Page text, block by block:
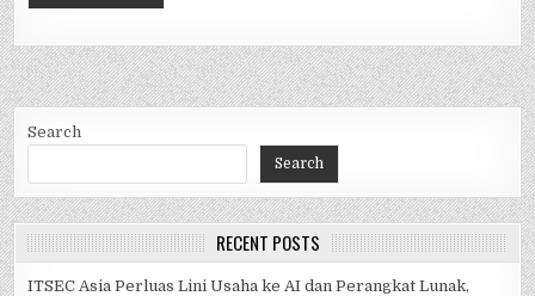
Search
Search
RECENT POSTS
ITSEC Asia Perluas Lini Usaha ke AI dan Perangkat Lunak,